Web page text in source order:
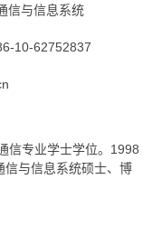
信与信息系统
10-62752837
信专业学士学位。1998
信与信息系统硕士、博